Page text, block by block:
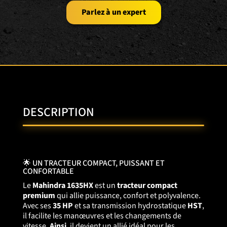
Parlez à un expert
DESCRIPTION
🌟 UN TRACTEUR COMPACT, PUISSANT ET
CONFORTABLE
LeMahindra 1635HXest untracteur compact
premiumqui allie puissance, confort et polyvalence.
Avec ses35 HPet sa transmission hydrostatiqueHST,
il facilite les manœuvres et les changements de